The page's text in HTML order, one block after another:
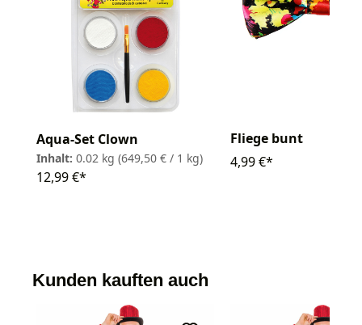
Aqua-Set Clown
Inhalt: 0.02 kg (649,50 € / 1 kg)
12,99 €*
Fliege bunt
4,99 €*
Kunden kauften auch